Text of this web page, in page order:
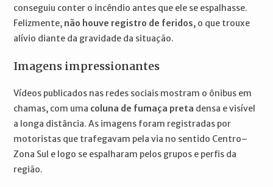
conseguiu conter o incêndio antes que ele se espalhasse.
Felizmente, não houve registro de feridos, o que trouxe
alívio diante da gravidade da situação.
Imagens impressionantes
Vídeos publicados nas redes sociais mostram o ônibus em
chamas, com uma coluna de fumaça preta densa e visível
a longa distância. As imagens foram registradas por
motoristas que trafegavam pela via no sentido Centro–
Zona Sul e logo se espalharam pelos grupos e perfis da
região.